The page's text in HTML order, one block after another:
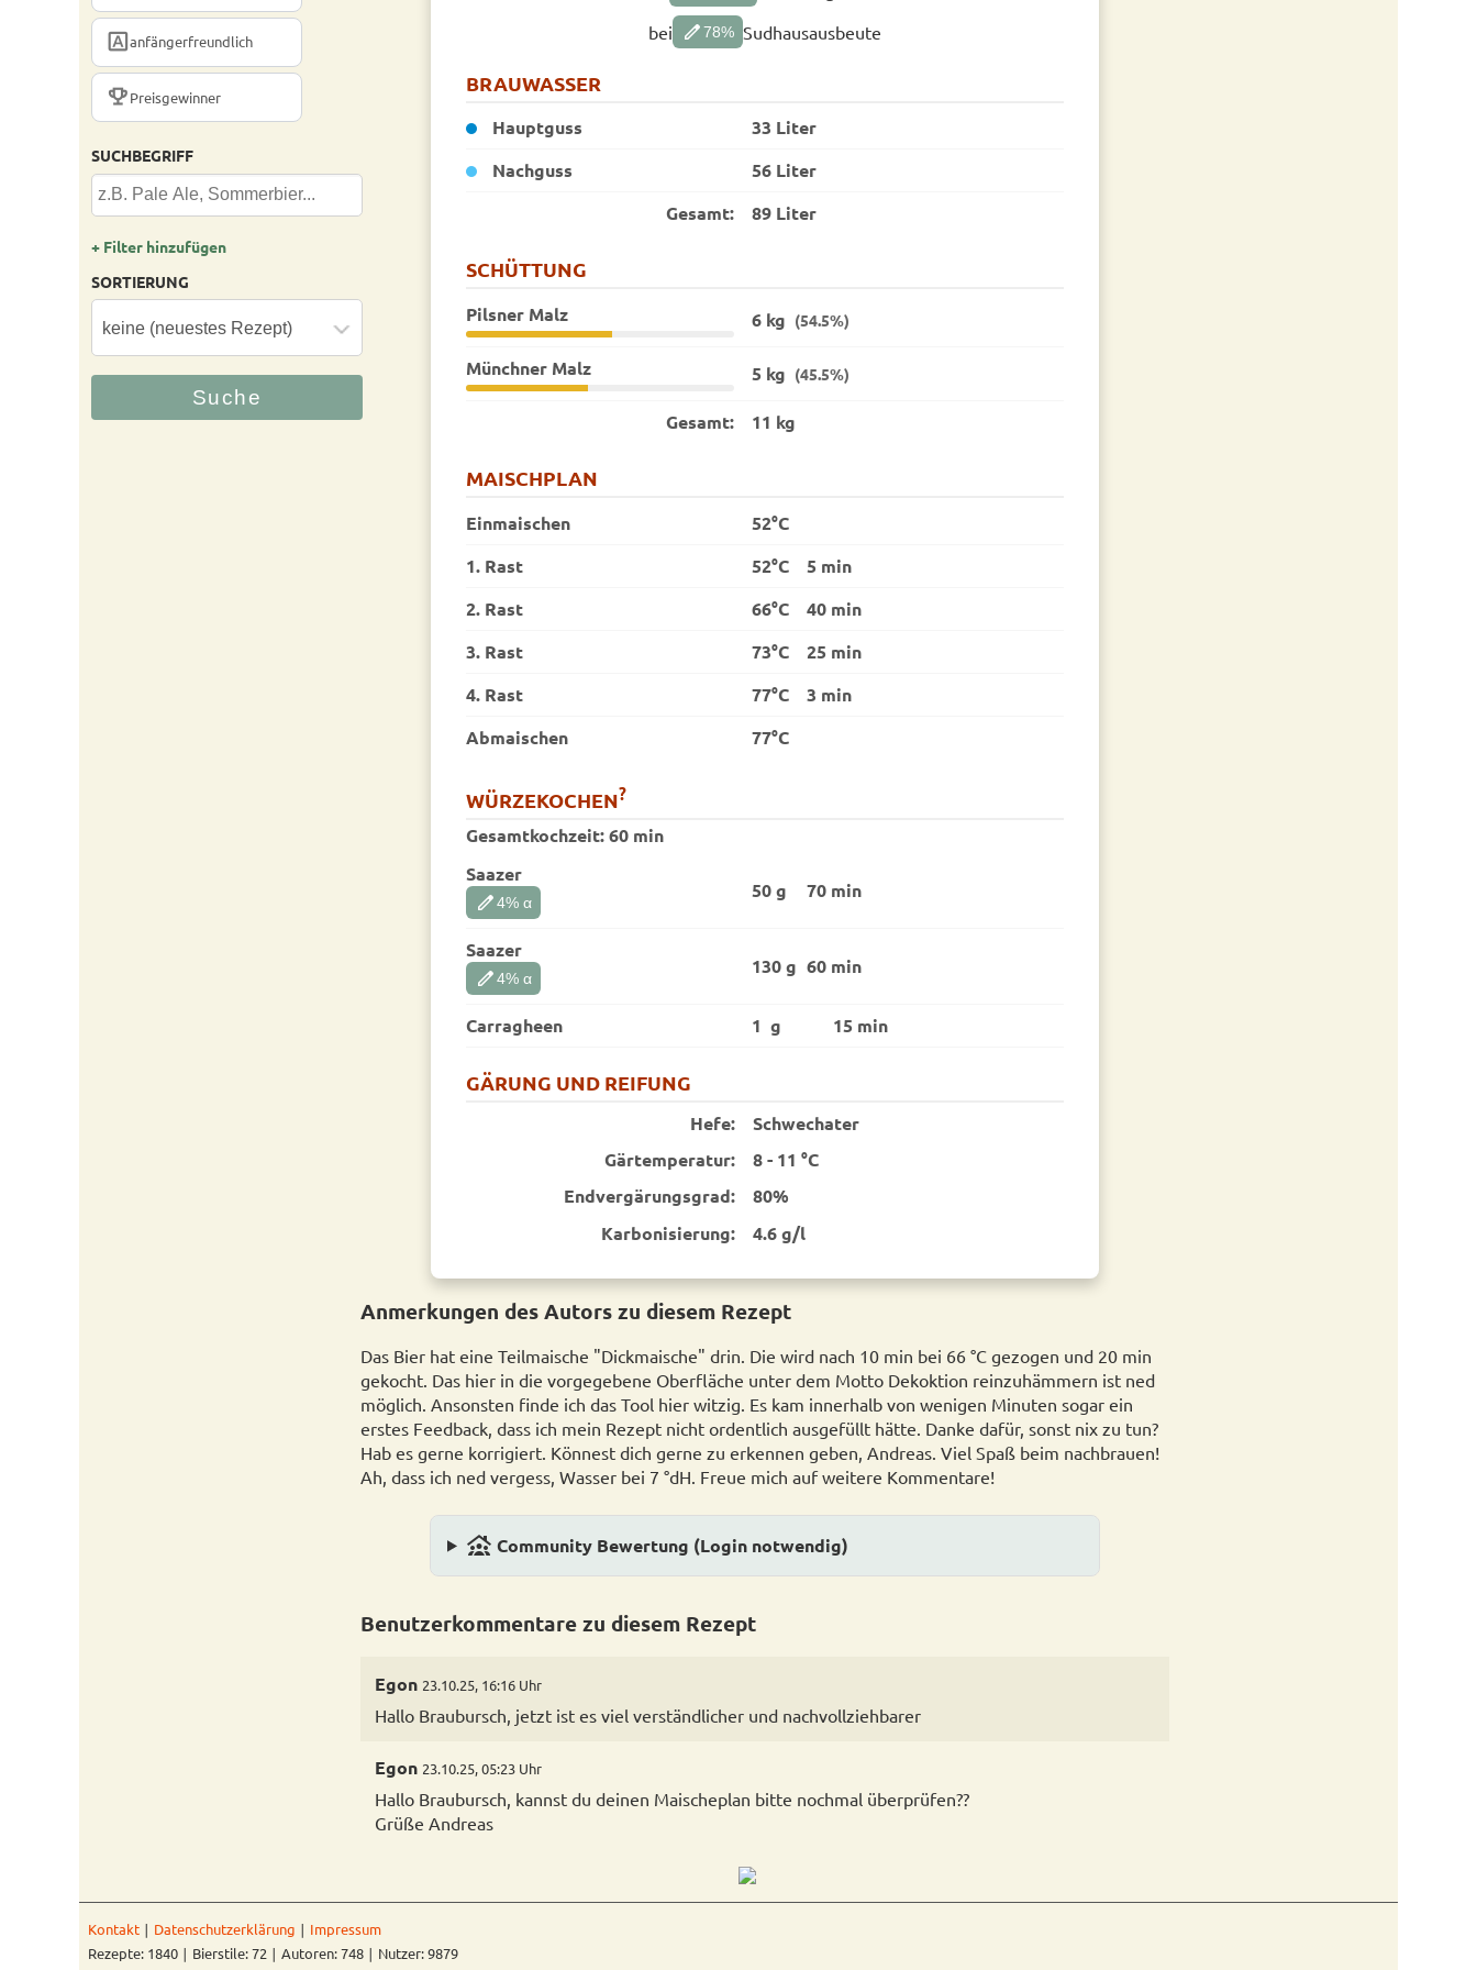
FONT_DOWNLOADanfängerfreundlich
TROPHYPreisgewinner
SUCHBEGRIFF
+ Filter hinzufügen
SORTIERUNG
bei edit78% Sudhausausbeute
BRAUWASSER
Hauptguss
33 Liter
Nachguss
56 Liter
Gesamt:
89 Liter
SCHÜTTUNG
Pilsner Malz 6 kg (54.5%)
Münchner Malz 5 kg (45.5%)
Gesamt: 11 kg
MAISCHPLAN
Einmaischen
52°C
1. Rast
52°C
5 min
2. Rast
66°C
40 min
3. Rast
73°C
25 min
4. Rast
77°C
3 min
Abmaischen
77°C
WÜRZEKOCHEN?
Gesamtkochzeit:60 min
Saazer
edit4% α
50 g 70 min
Saazer
edit4% α
130 g 60 min
Carragheen 1 g 15 min
GÄRUNG UND REIFUNG
Hefe:
Schwechater
Gärtemperatur:
8 - 11 °C
End­vergärungsgrad:
80%
Karbonisierung:
4.6 g/l
Anmerkungen des Autors zu diesem Rezept
Das Bier hat eine Teilmaische "Dickmaische" drin. Die wird nach 10 min bei 66 °C gezogen und 20 min
gekocht. Das hier in die vorgegebene Oberfläche unter dem Motto Dekoktion reinzuhämmern ist ned
möglich. Ansonsten finde ich das Tool hier witzig. Es kam innerhalb von wenigen Minuten sogar ein
erstes Feedback, dass ich mein Rezept nicht ordentlich ausgefüllt hätte. Danke dafür, sonst nix zu tun?
Hab es gerne korrigiert. Könnest dich gerne zu erkennen geben, Andreas. Viel Spaß beim nachbrauen!
Ah, dass ich ned vergess, Wasser bei 7 °dH. Freue mich auf weitere Kommentare!
family_group Community Bewertung (Login notwendig)
Benutzerkommentare zu diesem Rezept
Egon 23.10.25, 16:16 Uhr
Hallo Braubursch, jetzt ist es viel verständlicher und nachvollziehbarer
Egon 23.10.25, 05:23 Uhr
Hallo Braubursch, kannst du deinen Maischeplan bitte nochmal überprüfen??
Grüße Andreas
Kontakt ∣ Datenschutzerklärung ∣ Impressum
Rezepte: 1840 ∣ Bierstile: 72 ∣ Autoren: 748 ∣ Nutzer: 9879